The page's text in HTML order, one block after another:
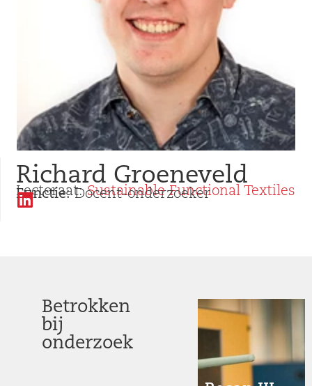
Richard Groeneveld
Lectoraat:Sustainable Functional Textiles
Functie:Docent-onderzoeker
Betrokken
bij
onderzoek